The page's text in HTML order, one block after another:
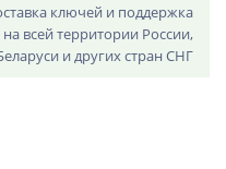
ключей и поддержка
всей территории России,
и других стран СНГ